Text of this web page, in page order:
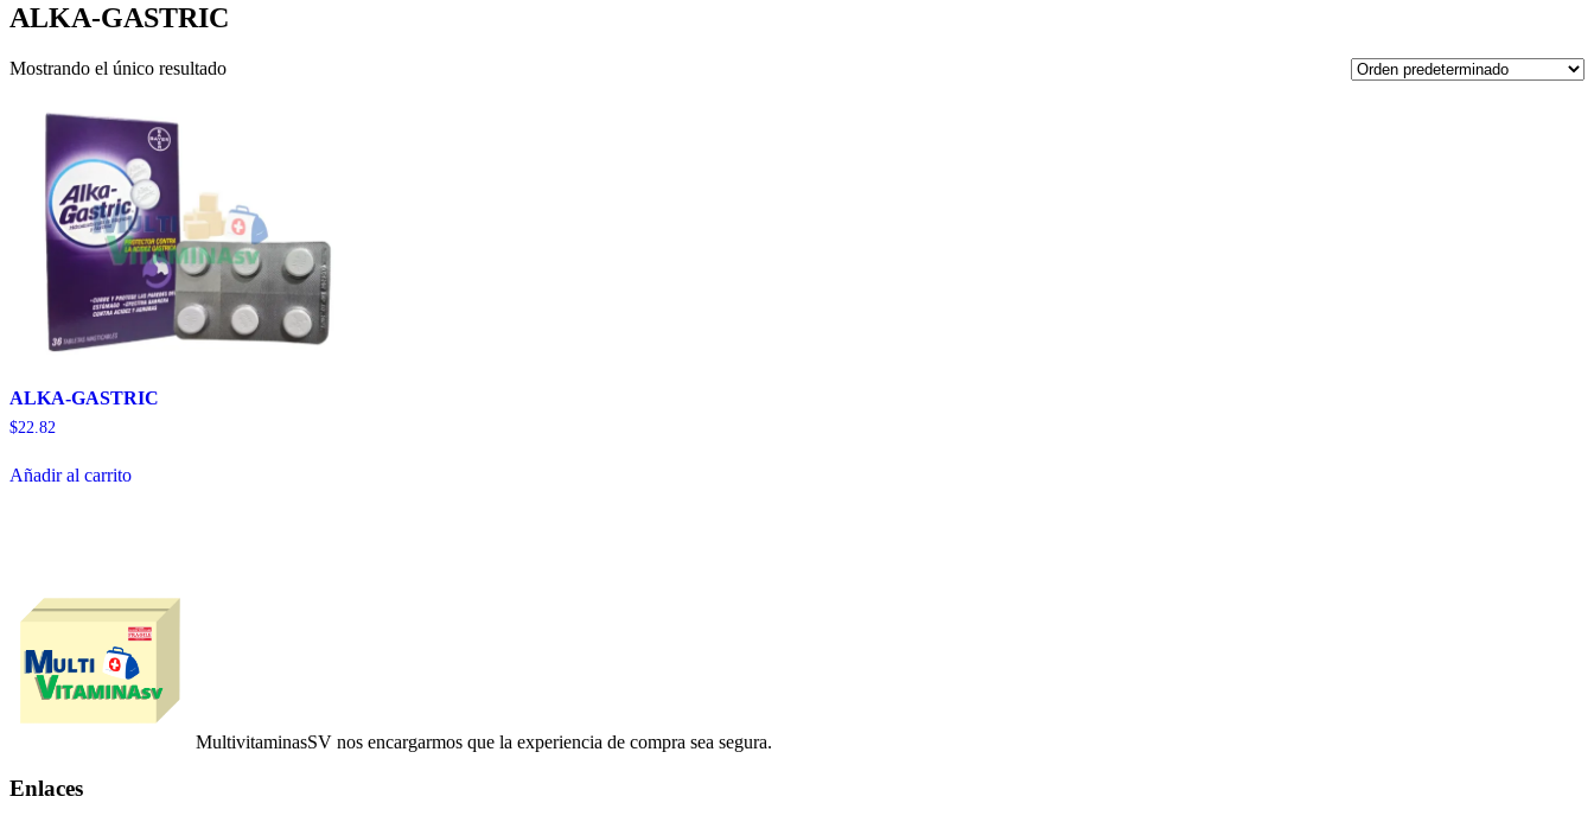
ALKA-GASTRIC
Mostrando el único resultado
ALKA-GASTRIC
$22.82
Añadir al carrito
MultivitaminasSV nos encargarmos que la experiencia de compra sea segura.
Enlaces